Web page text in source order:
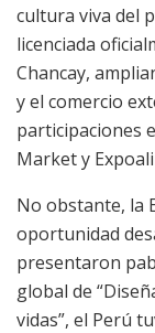
cultura viva del
licenciada
Chancay,
y el comercio
participaciones
Market y
No obstante, la
oportunidad
presentaron
global de
vidas”, el Perú